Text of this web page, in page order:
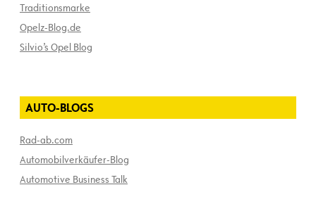
Traditionsmarke
Opelz-Blog.de
Silvio’s Opel Blog
AUTO-BLOGS
Rad-ab.com
Automobilverkäufer-Blog
Automotive Business Talk